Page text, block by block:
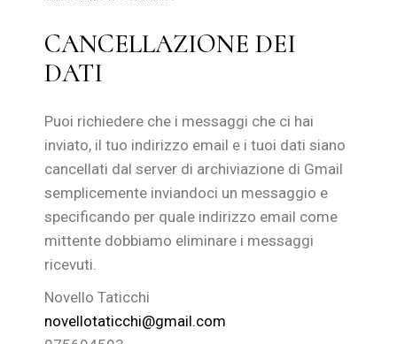
CANCELLAZIONE DEI
DATI
Puoi richiedere che i messaggi che ci hai
inviato, il tuo indirizzo email e i tuoi dati siano
cancellati dal server di archiviazione di Gmail
semplicemente inviandoci un messaggio e
specificando per quale indirizzo email come
mittente dobbiamo eliminare i messaggi
ricevuti.
Novello Taticchi
novellotaticchi@gmail.com